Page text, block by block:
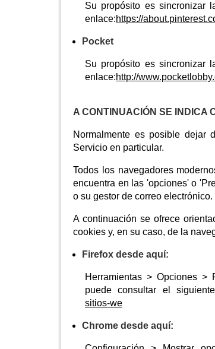
Su propósito es sincronizar
enlace:https://
Pocket
Su propósito es sincronizar
enlace:http://
A CONTINUACIÓN SE INDICA
Normalmente es posible dejar
Servicio en particular.
Todos los navegadores
encuentra en las 'opciones' o
o su gestor de correo electrónico.
A continuación se ofrece
cookies y, en su caso, de la
Firefox desde aquí:
Herramientas > Opciones >
puede consultar el
sitios-we
Chrome desde aquí: